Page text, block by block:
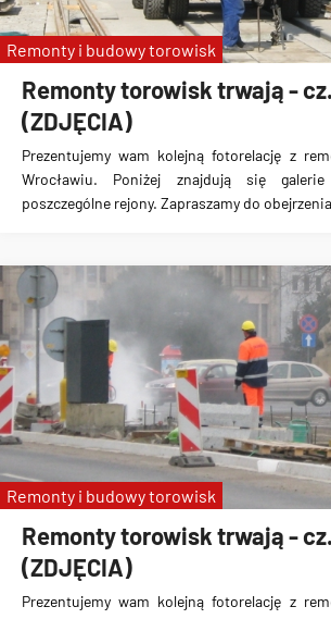
Remonty torowisk trwają -
(ZDJĘCIA)
Prezentujemy wam kolejną fotorelację z
Wrocławiu. Poniżej znajdują się
poszczególne rejony. Zapraszamy do
Remonty i budowy torowisk
Remonty torowisk trwają -
(ZDJĘCIA)
Prezentujemy wam kolejną fotorelację z
Remonty i budowy torowisk